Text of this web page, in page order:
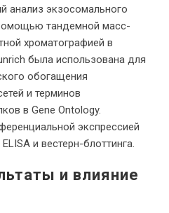
анализ экзосомального
тандемной масс-
хроматографией в
была использована для
обогащения
и терминов
в Gene Ontology.
экспрессией
и вестерн-блоттинга.
и влияние